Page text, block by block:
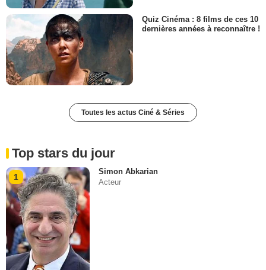
Quiz Cinéma : 8 films de ces 10
dernières années à reconnaître !
Toutes les actus Ciné & Séries
Top stars du jour
1
Simon Abkarian
Acteur